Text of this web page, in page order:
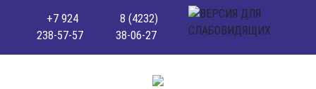
+7 924
238-57-57
8 (4232)
38-06-27